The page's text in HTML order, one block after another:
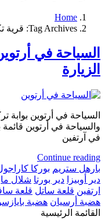
Home
Tag Archives: قرية تكالي
الزيارة
السياحة في أرتوين بوابة
في آرتفين
Continue reading
بارهل ستريم بوركا
دير أوبيزا
دير بورتا شلال
ارتفين قلعة ساتل قلعة
هضبة أرسيان هضبة
القائمة الرئيسية